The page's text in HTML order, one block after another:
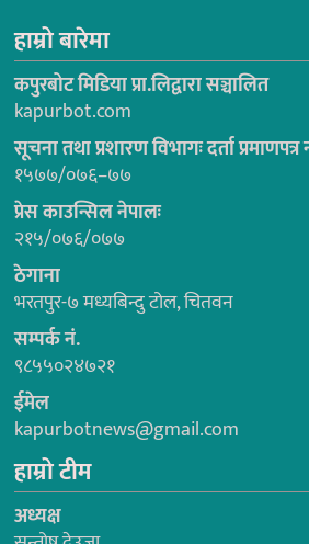
हाम्रो बारेमा
कपुरबोट मिडिया प्रा.लिद्वारा सञ्चालित
kapurbot.com
सूचना तथा प्रशारण विभागः दर्ता प्रमाणपत्र
१५७७/०७६–७७
प्रेस काउन्सिल नेपालः
२१५/०७६/०७७
ठेगाना
भरतपुर-७ मध्यबिन्दु टोल, चितवन
सम्पर्क नं.
९८५५०२४७२१
ईमेल
kapurbotnews@gmail.com
हाम्रो टीम
अध्यक्ष